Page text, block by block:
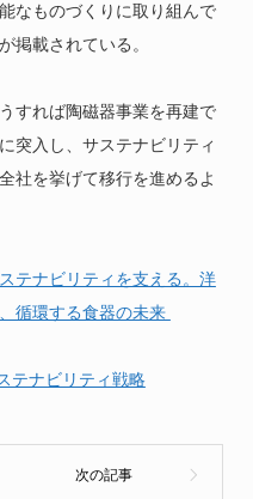
なものづくりに取り組んで
掲載されている。
すれば陶磁器事業を再建で
突入し、サステナビリティ
社を挙げて移行を進めるよ
テナビリティを支える。洋
循環する食器の未来
テナビリティ戦略